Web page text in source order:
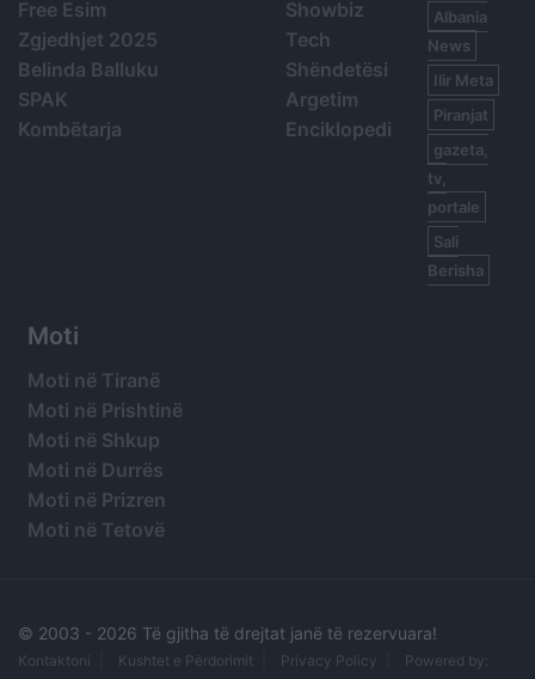
Free Esim
Zgjedhjet 2025
Belinda Balluku
SPAK
Kombëtarja
Showbiz
Tech
Shëndetësi
Argetim
Enciklopedi
Albania
News
Ilir Meta
Piranjat
gazeta,
tv,
portale
Sali
Berisha
Moti
Moti në Tiranë
Moti në Prishtinë
Moti në Shkup
Moti në Durrës
Moti në Prizren
Moti në Tetovë
© 2003 - 2026 Të gjitha të drejtat janë të rezervuara!
Kontaktoni Kushtet e Përdorimit Privacy Policy Powered by: